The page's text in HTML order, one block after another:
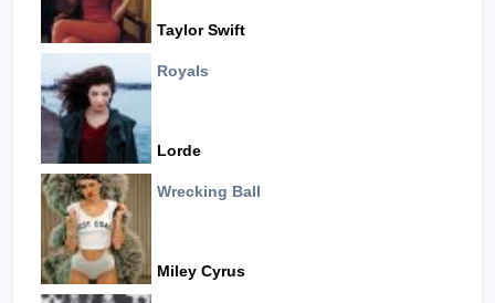
Taylor Swift
Royals
Lorde
Wrecking Ball
Miley Cyrus